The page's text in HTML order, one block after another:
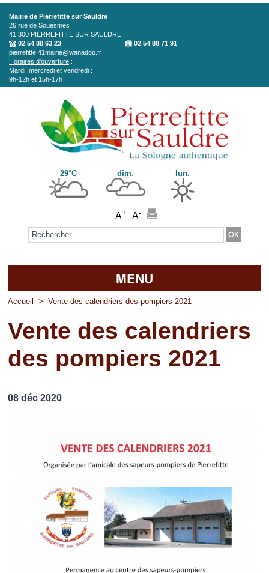
Aller au contenu principal
Mairie de Pierrefitte sur Sauldre
26 rue de Souesmes
41 300 PIERREFITTE SUR SAULDRE
02 54 88 63 23
02 54 88 71 91
pierrefitte.41mairie@wanadoo.fr
Horaires d'ouverture :
Mardi, mercredi et vendredi :
9h-12h et 15h-17h
29°C dim. lun.
A+ A-
Formulaire de recherche
MENU
Accueil
La mairie
Découvrir Pierrefitte
Accueil > Vente des calendriers des pompiers 2021
Vente des calendriers
des pompiers 2021
08 déc 2020